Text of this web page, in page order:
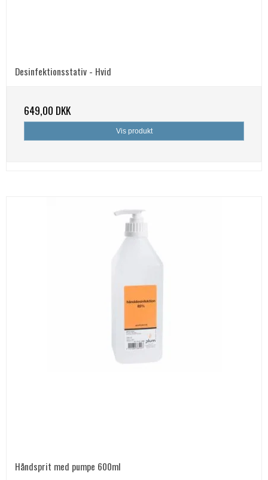
Desinfektionsstativ - Hvid
649,00 DKK
Vis produkt
Håndsprit med pumpe 600ml